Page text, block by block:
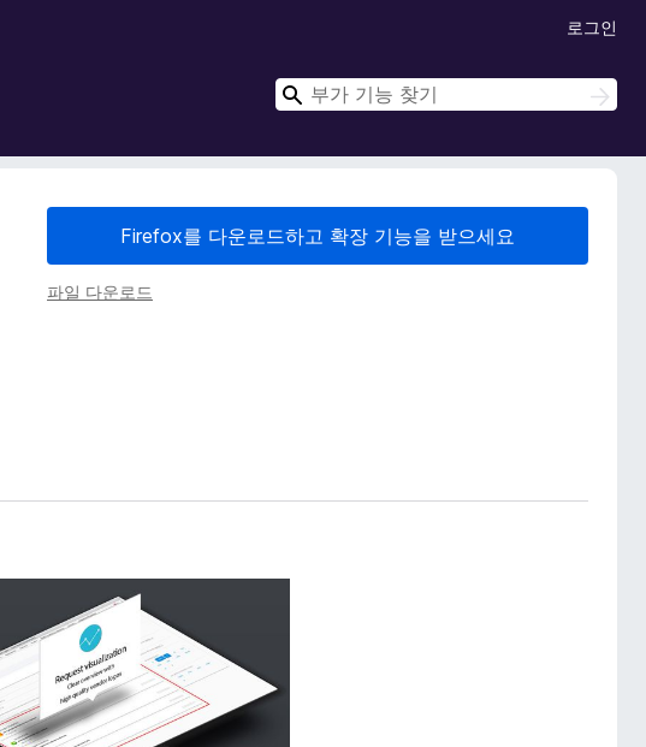
로그인
검
검
색
Firefox를 다운로드하고 확장 기능을 받으세요
파일 다운로드